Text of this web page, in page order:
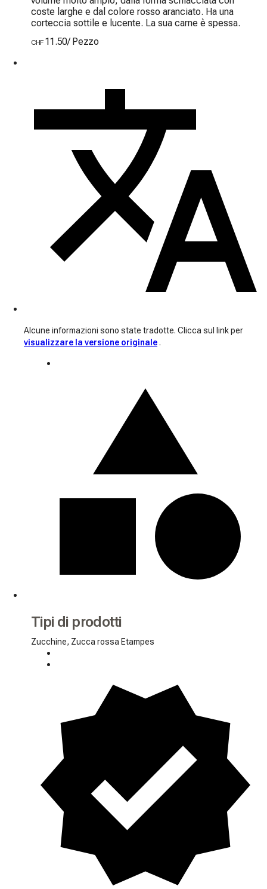
coste larghe e dal colore rosso aranciato. Ha una
corteccia sottile e lucente. La sua carne è spessa.
CHF 11.50/ Pezzo
Alcune informazioni sono state tradotte. Clicca sul link per
visualizzare la versione originale .
Tipi di prodotti
Zucchine, Zucca rossa Etampes